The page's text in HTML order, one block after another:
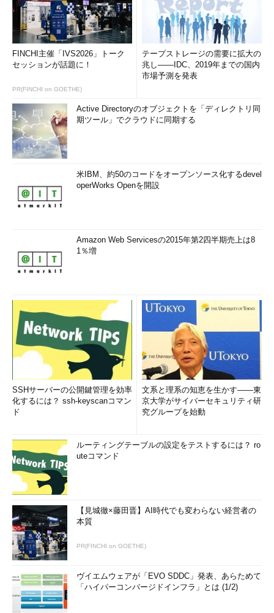
重要。明日から数億件データが増える、というケースでも受け入
れられることが重要だ。それには、いまのところAWS環境ですぐ
スケールすることのメリットが大きい」（太田氏）
もちろん、現在はAWSが一強といってもよい状況だが、多くの
企業がこの市場に参入しており「現在は今後の動向を注視してい
る段階。自社で保有するタイミングも将来的には検討している」
関連特集：「データ分析を支える技術」
大量データをサービス開発に生かす機運が高まっている今、多
くのIT技術者はビジネスサイドの要請に、柔軟・迅速に応えら
れるデータ基盤整備を迫られている。本特集では、その基礎技
術や理解しておくべき技術動向、新たな収益に結び付くデータ
特集：データ分析を支える技術
FINCHI主催「IVS2026」トーク
セッションが話題に！
PR(FINCHI on GOETHE)
テープストレージの需要に拡大の
兆し――IDC、2019年までの国内
市場予測を発表
Active Directoryのオブジェクトを「ディレクトリ同
期ツール」でクラウドに同期する
米IBM、約50のコードをオープンソース化するdevel
operWorks Openを開設
Amazon Web Servicesの2015年第2四半期売上は8
1％増
SSHサーバーの公開鍵管理を効率
化するには？ ssh-keyscanコマン
ド
文系と理系の知恵を生かす――東
京大学がサイバーセキュリティ研
究グループを始動
ルーティングテーブルの設定をテストするには？ ro
uteコマンド
【見城徹×藤田晋】AI時代でも変わらない経営者の
本質
PR(FINCHI on GOETHE)
ヴイエムウェアが「EVO SDDC」発表、あらためて
「ハイパーコンバージドインフラ」とは (1/2)